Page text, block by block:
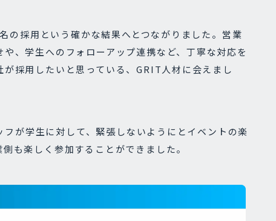
の採用という確かな結果へとつながりました。営業
、学生へのフォローアップ連携など、丁寧な対応を
採用したいと思っている、GRIT人材に会えまし
が学生に対して、緊張しないようにとイベントの楽
も楽しく参加することができました。